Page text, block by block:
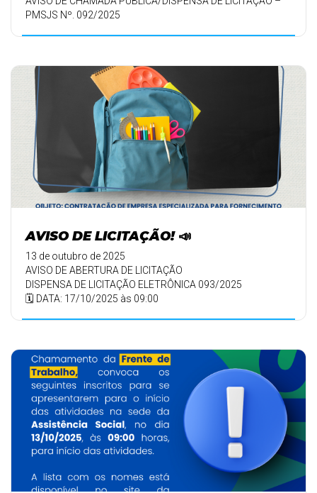
PMSJS Nº. 092/2025
AVISO DE LICITAÇÃO! 📣
13 de outubro de 2025
AVISO DE ABERTURA DE LICITAÇÃO
DISPENSA DE LICITAÇÃO ELETRÔNICA 093/2025
🗓️ DATA: 17/10/2025 às 09:00